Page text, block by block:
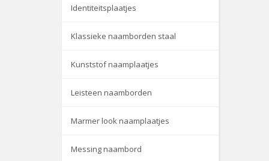
Identiteitsplaatjes
Klassieke naamborden staal
Kunststof naamplaatjes
Leisteen naamborden
Marmer look naamplaatjes
Messing naambord